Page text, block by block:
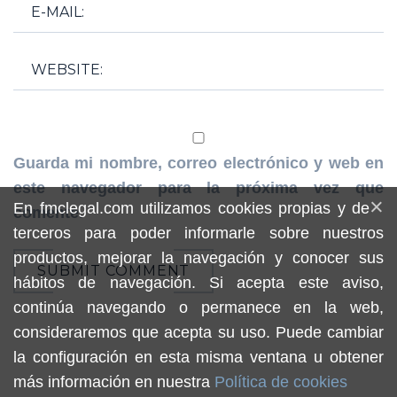
Guarda mi nombre, correo electrónico y web en
este navegador para la próxima vez que
comente.
SUBMIT COMMENT
×
En fmclegal.com utilizamos cookies propias y de
terceros para poder informarle sobre nuestros
productos, mejorar la navegación y conocer sus
hábitos de navegación. Si acepta este aviso,
continúa navegando o permanece en la web,
consideraremos que acepta su uso. Puede cambiar
la configuración en esta misma ventana u obtener
más información en nuestra Política de cookies